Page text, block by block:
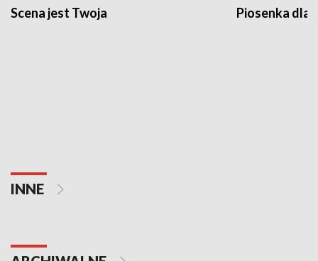
Scena jest Twoja Piosenka dla
INNE